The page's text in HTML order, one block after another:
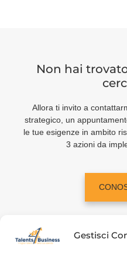
Gestisci
Non hai
Allora ti invito a
strategico, un
le tue esigenze in ambito
3 azioni da